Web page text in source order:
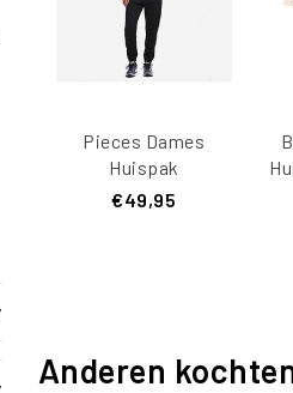
Pieces Dames
Huispak
Loungewear Zwart
€49,95
Anderen